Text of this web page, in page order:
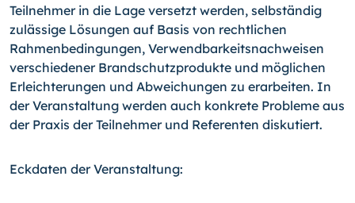
Teilnehmer in die Lage versetzt werden, selbständig
zulässige Lösungen auf Basis von rechtlichen
Rahmenbedingungen, Verwendbarkeitsnachweisen
verschiedener Brandschutzprodukte und möglichen
Erleichterungen und Abweichungen zu erarbeiten. In
der Veranstaltung werden auch konkrete Probleme aus
der Praxis der Teilnehmer und Referenten diskutiert.
Eckdaten der Veranstaltung: